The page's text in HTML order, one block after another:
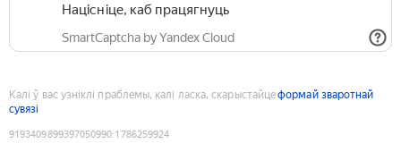
Націсніце, каб працягнуць
SmartCaptcha by Yandex Cloud
Калі ў вас узніклі праблемы, калі ласка, скарыстайцеформай зваротнай
сувязі
9193409899397050990:1786259924